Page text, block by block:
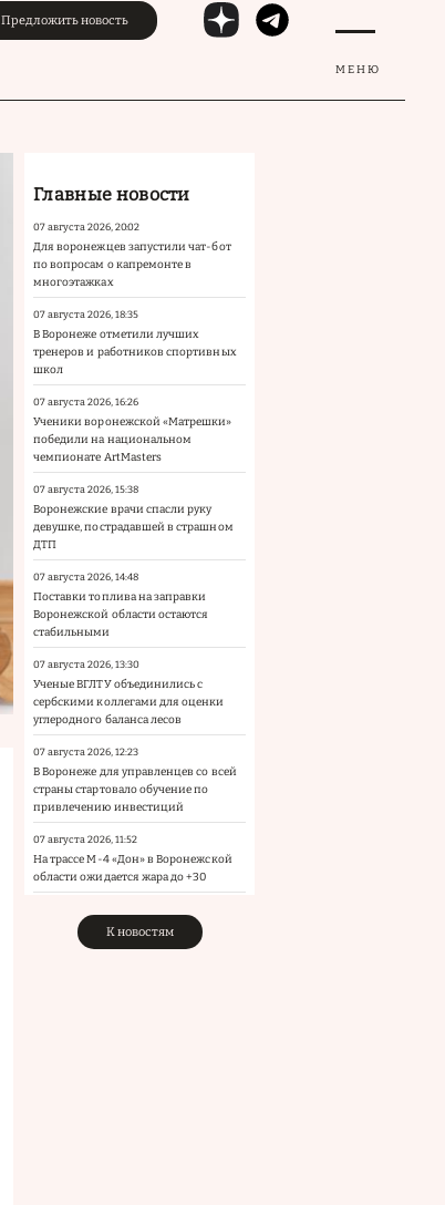
МЕНЮ
Предложить новость
Главные новости
07 августа 2026, 20:02
Для воронежцев запустили чат-бот
по вопросам о капремонте в
многоэтажках
07 августа 2026, 18:35
В Воронеже отметили лучших
тренеров и работников спортивных
школ
07 августа 2026, 16:26
Ученики воронежской «Матрешки»
победили на национальном
чемпионате ArtMasters
07 августа 2026, 15:38
Воронежские врачи спасли руку
девушке, пострадавшей в страшном
ДТП
07 августа 2026, 14:48
Поставки топлива на заправки
Воронежской области остаются
стабильными
07 августа 2026, 13:30
Ученые ВГЛТУ объединились с
сербскими коллегами для оценки
углеродного баланса лесов
07 августа 2026, 12:23
В Воронеже для управленцев со всей
страны стартовало обучение по
привлечению инвестиций
07 августа 2026, 11:52
На трассе М-4 «Дон» в Воронежской
области ожидается жара до +30
К новостям